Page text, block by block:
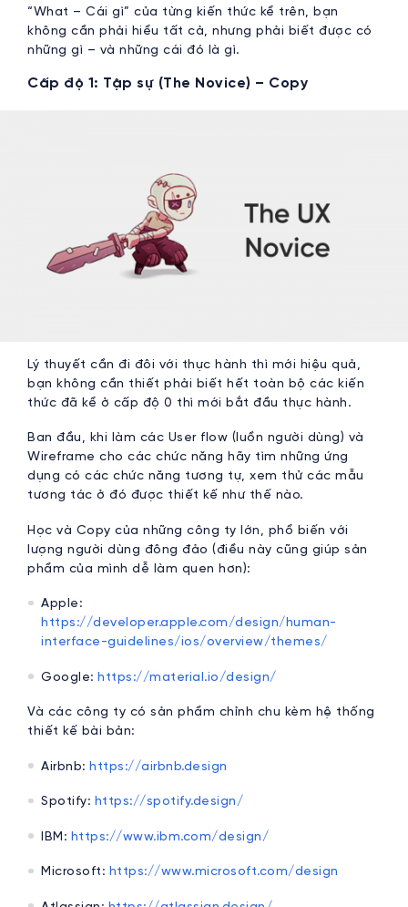
“What – Cái gì” của từng kiến thức kể trên, bạn
không cần phải hiểu tất cả, nhưng phải biết được có
những gì – và những cái đó là gì.
Cấp độ 1: Tập sự (The Novice) – Copy
Lý thuyết cần đi đôi với thực hành thì mới hiệu quả,
bạn không cần thiết phải biết hết toàn bộ các kiến
thức đã kể ở cấp độ 0 thì mới bắt đầu thực hành.
Ban đầu, khi làm các User flow (luồn người dùng) và
Wireframe cho các chức năng hãy tìm những ứng
dụng có các chức năng tương tự, xem thử các mẫu
tương tác ở đó được thiết kế như thế nào.
Học và Copy của những công ty lớn, phổ biến với
lượng người dùng đông đảo (điều này cũng giúp sản
phẩm của mình dễ làm quen hơn):
Apple:
https://developer.apple.com/design/human-
interface-guidelines/ios/overview/themes/
Google: https://material.io/design/
Và các công ty có sản phẩm chỉnh chu kèm hệ thống
thiết kế bài bản:
Airbnb: https://airbnb.design
Spotify: https://spotify.design/
IBM: https://www.ibm.com/design/
Microsoft: https://www.microsoft.com/design